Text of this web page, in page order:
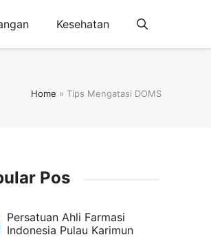
Kesehatan
Home » Tips Mengatasi DOMS
Pos
Persatuan Ahli Farmasi
Indonesia Pulau Karimun